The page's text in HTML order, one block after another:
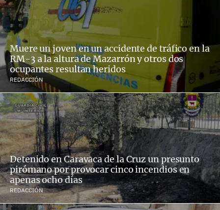
Muere un joven en un accidente de tráfico en la
RM-3 a la altura de Mazarrón y otros dos
ocupantes resultan heridos
REDACCIÓN
Detenido en Caravaca de la Cruz un presunto
pirómano por provocar cinco incendios en
apenas ocho días
REDACCIÓN